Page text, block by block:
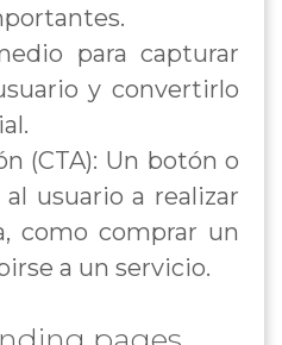
para capturar
y convertirlo
(CTA): Un botón o
usuario a realizar
como comprar un
a un servicio.